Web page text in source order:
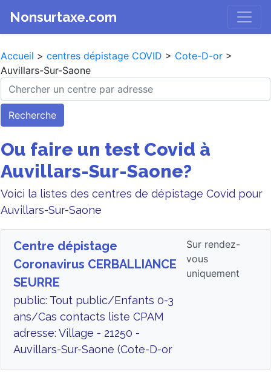
Nonsurtaxe.com
Accueil > centres dépistage COVID > Cote-D-or >
Auvillars-Sur-Saone
Recherche
Ou faire un test Covid à
Auvillars-Sur-Saone?
Voici la listes des centres de dépistage Covid pour
Auvillars-Sur-Saone
Centre dépistage
Coronavirus CERBALLIANCE
SEURRE
public: Tout public/Enfants 0-3
ans/Cas contacts liste CPAM
adresse: Village - 21250 -
Auvillars-Sur-Saone (Cote-D-or
Sur rendez-
vous
uniquement